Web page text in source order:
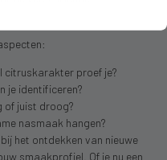
citruskarakter proef je?
je identificeren?
of juist droog?
nasmaak hangen?
het ontdekken van nieuwe
smaakprofiel. Of je nu een